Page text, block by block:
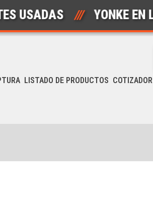
/// YONKE EN LÍNEA
LISTADO DE PRODUCTOS COTIZADOR